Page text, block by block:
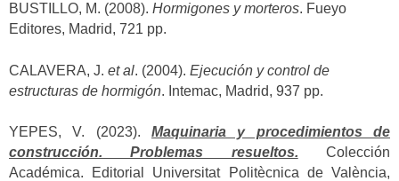
BUSTILLO, M. (2008). Hormigones y morteros. Fueyo
Editores, Madrid, 721 pp.
CALAVERA, J. et al. (2004). Ejecución y control de
estructuras de hormigón. Intemac, Madrid, 937 pp.
YEPES, V. (2023). Maquinaria y procedimientos de
construcción. Problemas resueltos. Colección
Académica. Editorial Universitat Politècnica de València,